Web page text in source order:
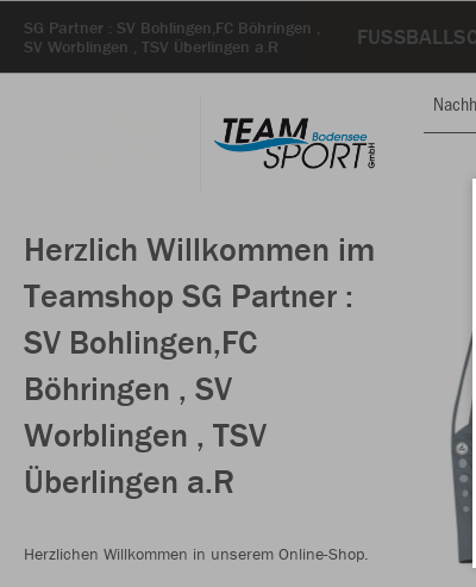
SG Partner : SV Bohlingen,FC Böhringen ,
SV Worblingen , TSV Überlingen a.R
Herzlich Willkommen im
Teamshop SG Partner :
SV Bohlingen,FC
Böhringen , SV
Worblingen , TSV
Überlingen a.R
Herzlichen Willkommen in unserem Online-Shop.